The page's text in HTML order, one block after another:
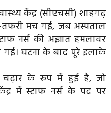
केंद्र (सीएचसी) शाहगढ़
मच गई, जब अस्पताल
नर्स की अज्ञात हमलावर
गई। घटना के बाद पूरे इलाके
चढ़ार के रूप में हुई है, जो
में स्टाफ नर्स के पद पर